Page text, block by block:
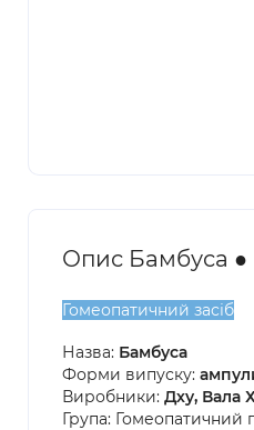
Опис Бамбуса ●
Гомеопатичний засіб
Назва: Бамбуса
Форми випуску:
Виробники: Дху, Вала
Група: Гомеопатичний